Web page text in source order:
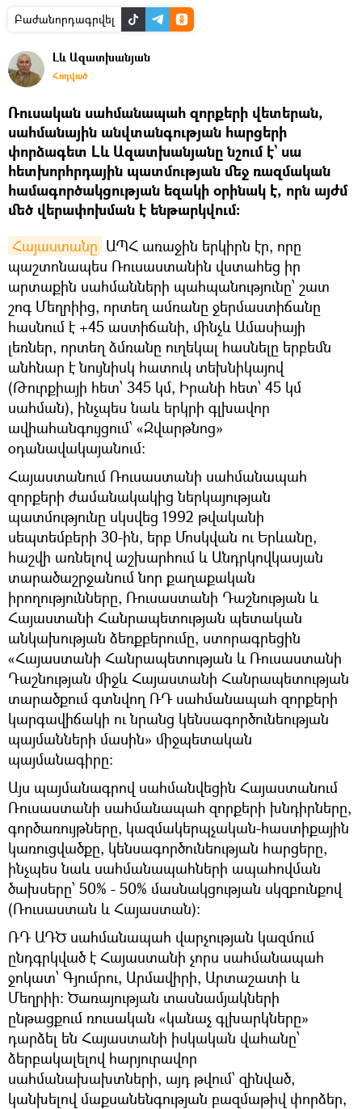
Բաժանորդագրվել
Լև Ազատխանյան
Հոդված
Ռուսական սահմանապահ զորքերի վետերան,
սահմանային անվտանգության հարցերի
փորձագետ Լև Ազատխանյանը նշում է` սա
հետխորհրդային պատմության մեջ ռազմական
համագործակցության եզակի օրինակ է, որն այժմ
մեծ վերափոխման է ենթարկվում:
Հայաստանը ԱՊՀ առաջին երկիրն էր, որը
պաշտոնապես Ռուսաստանին վստահեց իր
արտաքին սահմանների պահպանությունը՝ շատ
շոգ Մեղրիից, որտեղ ամռանը ջերմաստիճանը
հասնում է +45 աստիճանի, մինչև Ամասիայի
լեռներ, որտեղ ձմռանը ուղեկալ հասնելը երբեմն
անհնար է նույնիսկ հատուկ տեխնիկայով
(Թուրքիայի հետ՝ 345 կմ, Իրանի հետ՝ 45 կմ
սահման), ինչպես նաև երկրի գլխավոր
ավիահանգույցում՝ «Զվարթնոց»
օդանավակայանում։
Հայաստանում Ռուսաստանի սահմանապահ
զորքերի ժամանակակից ներկայության
պատմությունը սկսվեց 1992 թվականի
սեպտեմբերի 30-ին, երբ Մոսկվան ու Երևանը,
հաշվի առնելով աշխարհում և Անդրկովկասյան
տարածաշրջանում նոր քաղաքական
իրողությունները, Ռուսաստանի Դաշնության և
Հայաստանի Հանրապետության պետական
անկախության ձեռքբերումը, ստորագրեցին
«Հայաստանի Հանրապետության և Ռուսաստանի
Դաշնության միջև Հայաստանի Հանրապետության
տարածքում գտնվող ՌԴ սահմանապահ զորքերի
կարգավիճակի ու նրանց կենսագործունեության
պայմանների մասին» միջպետական
պայմանագիրը։
Այս պայմանագրով սահմանվեցին Հայաստանում
Ռուսաստանի սահմանապահ զորքերի խնդիրները,
գործառույթները, կազմակերպչական-հաստիքային
կառուցվածքը, կենսագործունեության հարցերը,
ինչպես նաև սահմանապահների ապահովման
ծախսերը՝ 50% - 50% մասնակցության սկզբունքով
(Ռուսաստան և Հայաստան)։
ՌԴ ԱԴԾ սահմանապահ վարչության կազմում
ընդգրկված է Հայաստանի չորս սահմանապահ
ջոկատ՝ Գյումրու, Արմավիրի, Արտաշատի և
Մեղրիի։ Ծառայության տասնամյակների
ընթացքում ռուսական «կանաչ գլխարկները»
դարձել են Հայաստանի իսկական վահանը՝
ձերբակալելով հարյուրավոր
սահմանախախտների, այդ թվում՝ զինված,
կանխելով մաքսանենգության բազմաթիվ փորձեր,